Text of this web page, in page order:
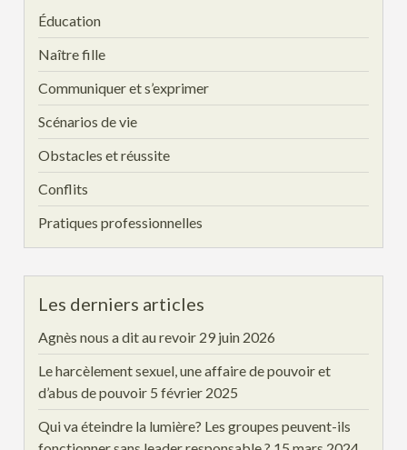
Éducation
Naître fille
Communiquer et s’exprimer
Scénarios de vie
Obstacles et réussite
Conflits
Pratiques professionnelles
Les derniers articles
Agnès nous a dit au revoir 29 juin 2026
Le harcèlement sexuel, une affaire de pouvoir et
d’abus de pouvoir 5 février 2025
Qui va éteindre la lumière? Les groupes peuvent-ils